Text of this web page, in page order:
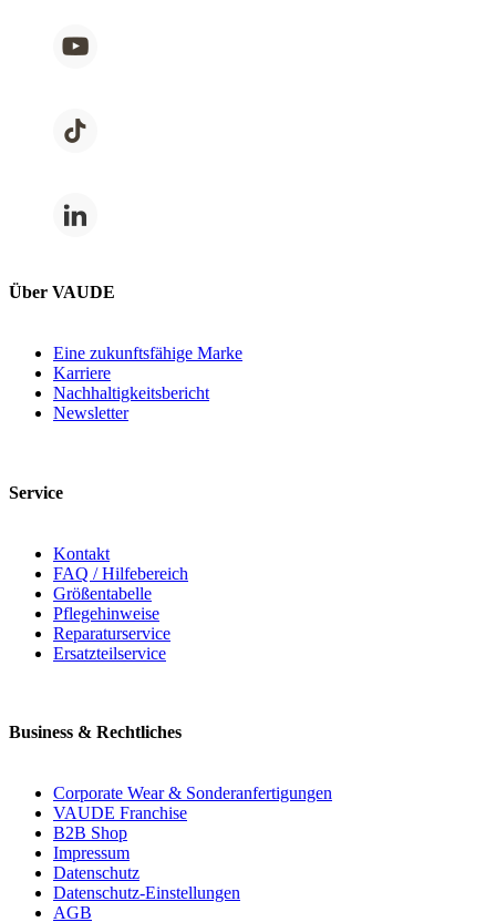
Über VAUDE
Eine zukunftsfähige Marke
Karriere
Nachhaltigkeitsbericht
Newsletter
Service
Kontakt
FAQ / Hilfebereich
Größentabelle
Pflegehinweise
Reparaturservice
Ersatzteilservice
Business & Rechtliches
Corporate Wear & Sonderanfertigungen
VAUDE Franchise
B2B Shop
Impressum
Datenschutz
Datenschutz-Einstellungen
AGB